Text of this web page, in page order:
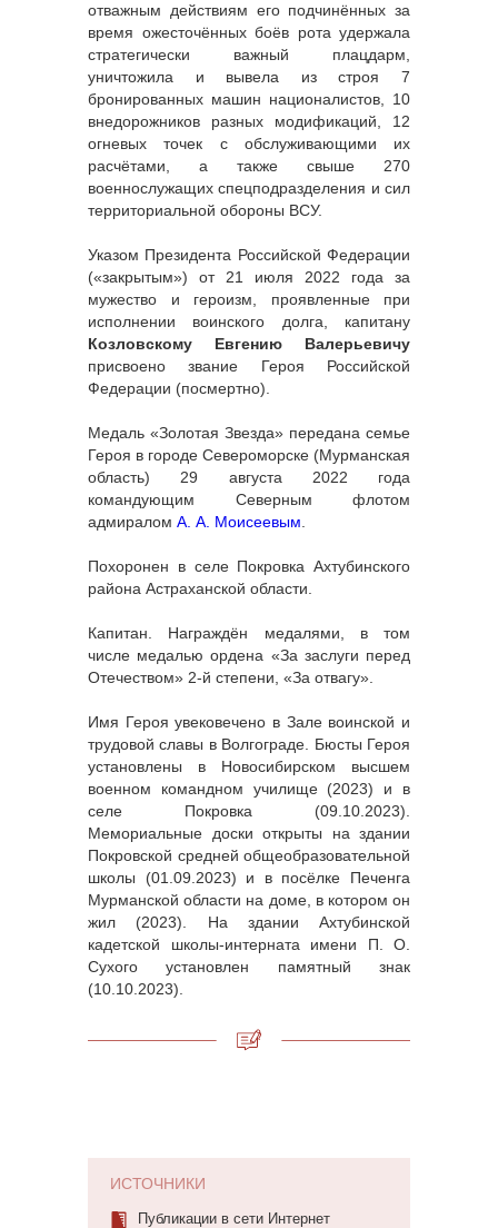
отважным действиям его подчинённых за
время ожесточённых боёв рота удержала
стратегически важный плацдарм,
уничтожила и вывела из строя 7
бронированных машин националистов, 10
внедорожников разных модификаций, 12
огневых точек с обслуживающими их
расчётами, а также свыше 270
военнослужащих спецподразделения и сил
территориальной обороны ВСУ.
Указом Президента Российской Федерации
(«закрытым») от 21 июля 2022 года за
мужество и героизм, проявленные при
исполнении воинского долга, капитану
Козловскому Евгению Валерьевичу
присвоено звание Героя Российской
Федерации (посмертно).
Медаль «Золотая Звезда» передана семье
Героя в городе Североморске (Мурманская
область) 29 августа 2022 года
командующим Северным флотом
адмиралом А. А. Моисеевым.
Похоронен в селе Покровка Ахтубинского
района Астраханской области.
Капитан. Награждён медалями, в том
числе медалью ордена «За заслуги перед
Отечеством» 2-й степени, «За отвагу».
Имя Героя увековечено в Зале воинской и
трудовой славы в Волгограде. Бюсты Героя
установлены в Новосибирском высшем
военном командном училище (2023) и в
селе Покровка (09.10.2023).
Мемориальные доски открыты на здании
Покровской средней общеобразовательной
школы (01.09.2023) и в посёлке Печенга
Мурманской области на доме, в котором он
жил (2023). На здании Ахтубинской
кадетской школы-интерната имени П. О.
Сухого установлен памятный знак
(10.10.2023).
ИСТОЧНИКИ
Публикации в сети Интернет